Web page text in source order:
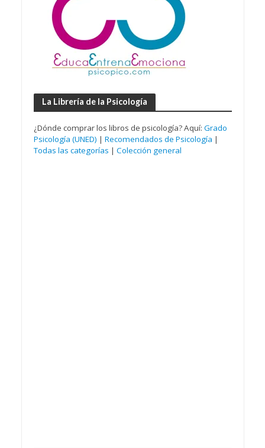
La Librería de la Psicología
¿Dónde comprar los libros de psicología? Aquí: Grado
Psicología (UNED) | Recomendados de Psicología |
Todas las categorías | Colección general